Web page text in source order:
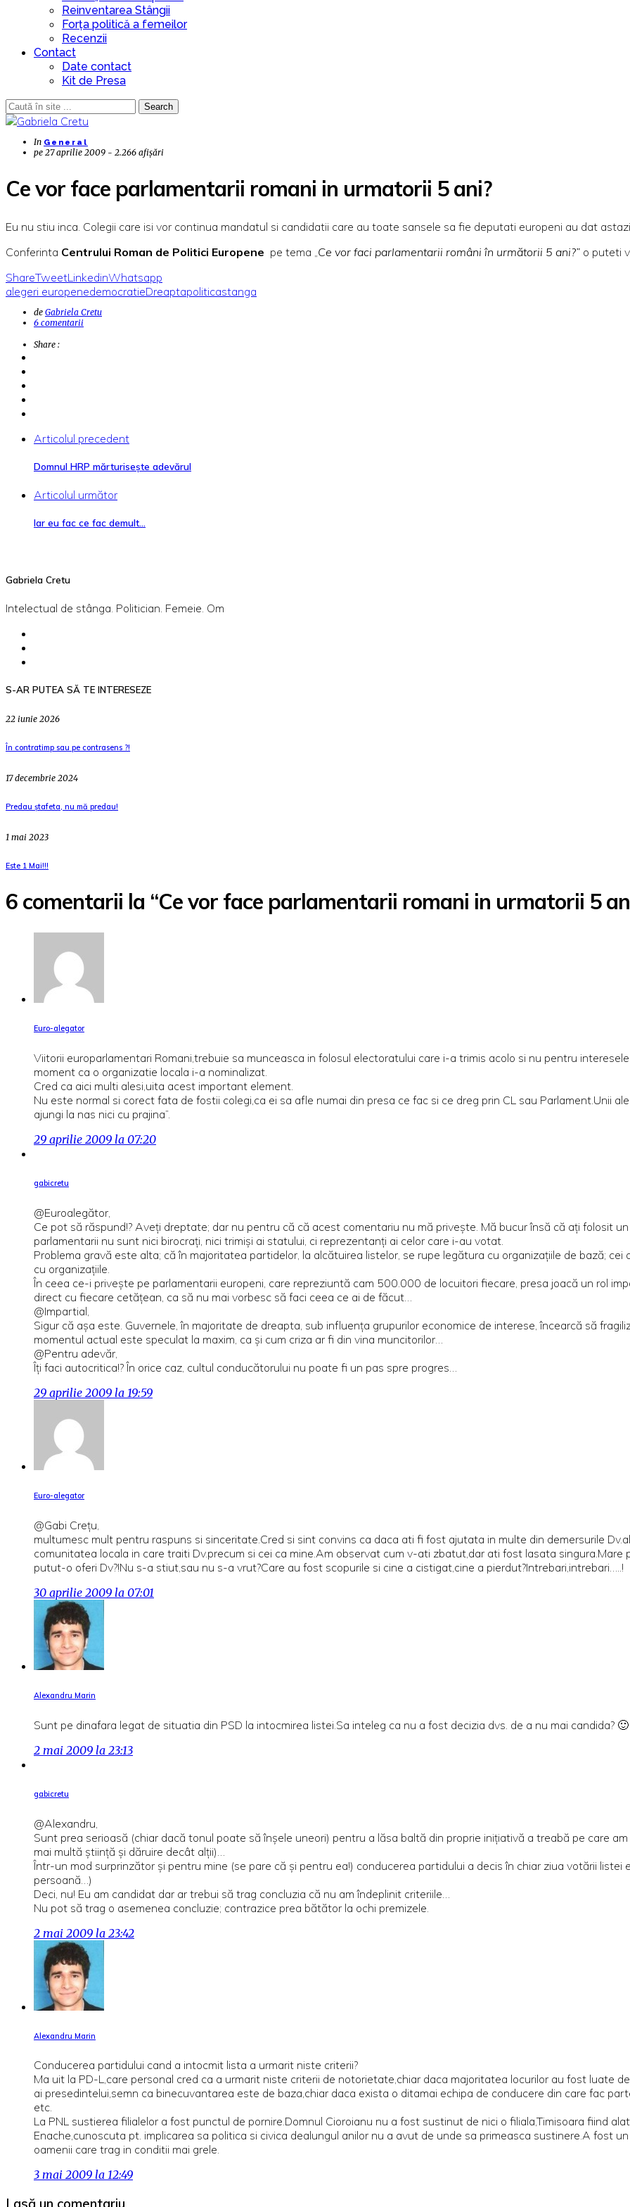
Reinventarea Stângii
Forța politică a femeilor
Recenzii
Contact
Date contact
Kit de Presa
Search
In General
pe 27 aprilie 2009 - 2.266 afișări
Ce vor face parlamentarii romani in urmatorii 5 ani?
Eu nu stiu inca. Colegii care isi vor continua mandatul si candidatii care au toate sansele sa fie deputati europeni au dat
Conferinta Centrului Roman de Politici Europene pe tema „ Ce vor faci parlamentarii români în următorii 5 ani?” o puteti
ShareTweetLinkedinWhatsapp
alegeri europenedemocratieDreaptapoliticastanga
de Gabriela Cretu
6 comentarii
Share :
Articolul precedent
Domnul HRP mărturisește adevărul
Articolul următor
Iar eu fac ce fac demult…
Gabriela Cretu
Intelectual de stânga. Politician. Femeie. Om
S-AR PUTEA SĂ TE INTERESEZE
22 iunie 2026
În contratimp sau pe contrasens ?!
17 decembrie 2024
Predau ștafeta, nu mă predau!
1 mai 2023
Este 1 Mai!!!
6 comentarii la “Ce vor face parlamentarii romani in urmatorii 5
Euro-alegator
Viitorii europarlamentari Romani,trebuie sa munceasca in folosul electoratului care i-a trimis acolo si nu pentru
moment ca o organizatie locala i-a nominalizat.
Cred ca aici multi alesi,uita acest important element.
Nu este normal si corect fata de fostii colegi,ca ei sa afle numai din presa ce fac si ce dreg prin CL sau Parlament.Unii
ajungi la nas nici cu prajina”.
29 aprilie 2009 la 07:20
gabicretu
@Euroalegător,
Ce pot să răspund!? Aveţi dreptate; dar nu pentru că că acest comentariu nu mă priveşte. Mă bucur însă că aţi folosit
parlamentarii nu sunt nici birocraţi, nici trimişi ai statului, ci reprezentanţi ai celor care i-au votat.
Problema gravă este alta; că în majoritatea partidelor, la alcătuirea listelor, se rupe legătura cu organizaţiile de bază;
cu organizaţiile.
În ceea ce-i priveşte pe parlamentarii europeni, care repreziuntă cam 500.000 de locuitori fiecare, presa joacă un rol
direct cu fiecare cetăţean, ca să nu mai vorbesc să faci ceea ce ai de făcut…
@Impartial,
Sigur că aşa este. Guvernele, în majoritate de dreapta, sub influenţa grupurilor economice de interese, încearcă să
momentul actual este speculat la maxim, ca şi cum criza ar fi din vina muncitorilor…
@Pentru adevăr,
Îţi faci autocritica!? În orice caz, cultul conducătorului nu poate fi un pas spre progres…
29 aprilie 2009 la 19:59
Euro-alegator
@Gabi Crețu,
multumesc mult pentru raspuns si sinceritate.Cred si sint convins ca daca ati fi fost ajutata in multe din demersurile
comunitatea locala in care traiti Dv.precum si cei ca mine.Am observat cum v-ati zbatut,dar ati fost lasata
putut-o oferi Dv?!Nu s-a stiut,sau nu s-a vrut?Care au fost scopurile si cine a cistigat,cine a pierdut?Intrebari,intrebari…..!
30 aprilie 2009 la 07:01
Alexandru Marin
Sunt pe dinafara legat de situatia din PSD la intocmirea listei.Sa inteleg ca nu a fost decizia dvs. de a nu mai candida? 🙂
2 mai 2009 la 23:13
gabicretu
@Alexandru,
Sunt prea serioasă (chiar dacă tonul poate să înșele uneori) pentru a lăsa baltă din proprie inițiativă a treabă pe care
mai multă știință și dăruire decât alții)…
Într-un mod surprinzător și pentru mine (se pare că și pentru ea!) conducerea partidului a decis în chiar ziua votării
persoană…)
Deci, nu! Eu am candidat dar ar trebui să trag concluzia că nu am îndeplinit criteriile…
Nu pot să trag o asemenea concluzie; contrazice prea bătător la ochi premizele.
2 mai 2009 la 23:42
Alexandru Marin
Conducerea partidului cand a intocmit lista a urmarit niste criterii?
Ma uit la PD-L,care personal cred ca a urmarit niste criterii de notorietate,chiar daca majoritatea locurilor au fost luate
ai presedintelui,semn ca binecuvantarea este de baza,chiar daca exista o ditamai echipa de conducere din care fac
etc.
La PNL sustierea filialelor a fost punctul de pornire.Domnul Cioroianu nu a fost sustinut de nici o filiala,Timisoara fiind
Enache,cunoscuta pt. implicarea sa politica si civica dealungul anilor nu a avut de unde sa primeasca sustinere.A fost
oamenii care trag in conditii mai grele.
3 mai 2009 la 12:49